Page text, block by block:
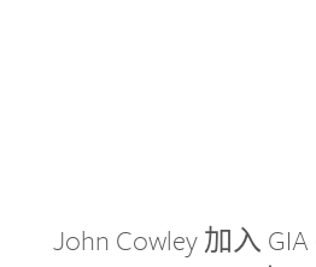
John Cowley 加入